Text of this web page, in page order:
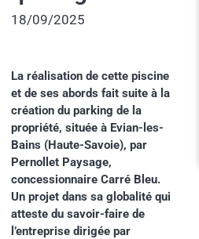
18/09/2025
La réalisation de cette piscine
et de ses abords fait suite à la
création du parking de la
propriété, située à Evian-les-
Bains (Haute-Savoie), par
Pernollet Paysage,
concessionnaire Carré Bleu.
Un projet dans sa globalité qui
atteste du savoir-faire de
l’entreprise dirigée par